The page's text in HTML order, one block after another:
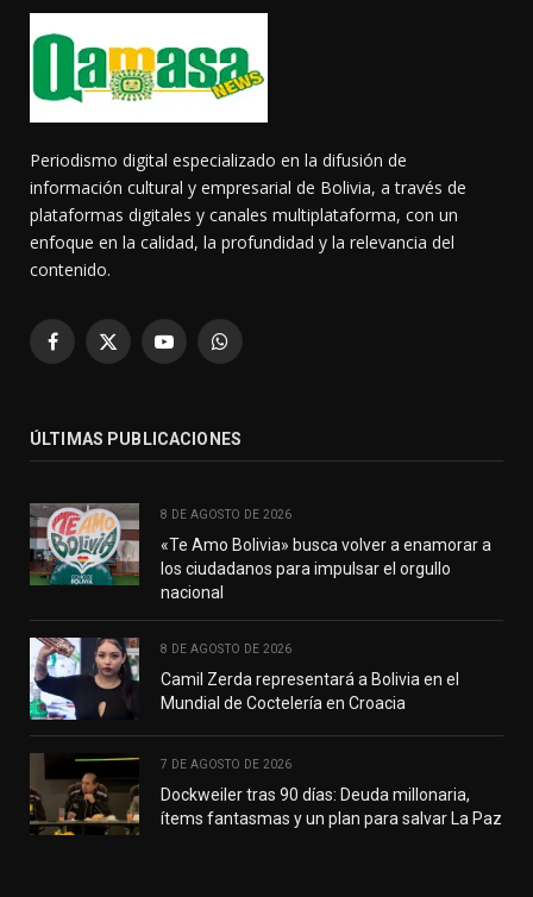
Periodismo digital especializado en la difusión de
información cultural y empresarial de Bolivia, a través de
plataformas digitales y canales multiplataforma, con un
enfoque en la calidad, la profundidad y la relevancia del
contenido.
Facebook
X
YouTubeWhatsApp
ÚLTIMAS PUBLICACIONES
8 DE AGOSTO DE 2026
«Te Amo Bolivia» busca volver a enamorar a
los ciudadanos para impulsar el orgullo
nacional
8 DE AGOSTO DE 2026
Camil Zerda representará a Bolivia en el
Mundial de Coctelería en Croacia
7 DE AGOSTO DE 2026
Dockweiler tras 90 días: Deuda millonaria,
ítems fantasmas y un plan para salvar La Paz